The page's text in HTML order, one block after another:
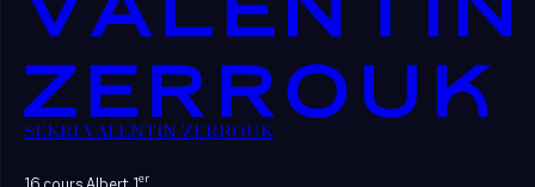
SEKRI VALENTIN ZERROUK
er